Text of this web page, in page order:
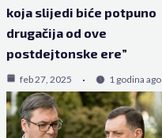
koja slijedi biće potpuno
drugačija od ove
postdejtonske ere”
feb 27, 2025 1 godina ago